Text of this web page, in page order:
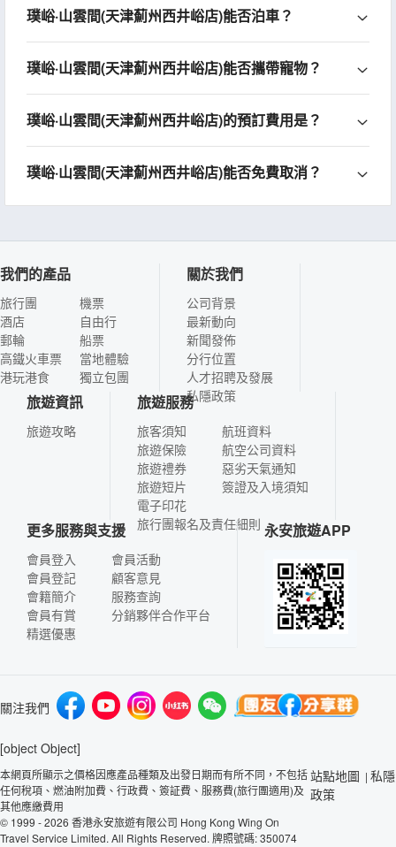
璞峪·山雲間(天津薊州西井峪店)能否泊車？
璞峪·山雲間(天津薊州西井峪店)能否攜帶寵物？
璞峪·山雲間(天津薊州西井峪店)的預訂費用是？
璞峪·山雲間(天津薊州西井峪店)能否免費取消？
我們的產品
旅行團
酒店
郵輪
高鐵火車票
港玩港食
機票
自由行
船票
當地體驗
獨立包團
關於我們
公司背景
最新動向
新聞發佈
分行位置
人才招聘及發展
私隱政策
旅遊資訊
旅遊攻略
旅遊服務
旅客須知
旅遊保險
旅遊禮券
旅遊短片
電子印花
航班資料
航空公司資料
惡劣天氣通知
簽證及入境須知
旅行團報名及責任細則
更多服務與支援
會員登入
會員登記
會籍簡介
會員有賞
精選優惠
會員活動
顧客意見
服務查詢
分銷夥伴合作平台
永安旅遊APP
關注我們
[object Object]
本網頁所顯示之價格因應產品種類及出發日期而有所不同，不包括
任何稅項、燃油附加費、行政費、簽証費、服務費(旅行團適用)及
其他應繳費用
© 1999 - 2026 香港永安旅遊有限公司 Hong Kong Wing On
Travel Service Limited. All Rights Reserved. 牌照號碼: 350074
站點地圖 | 私隱
政策